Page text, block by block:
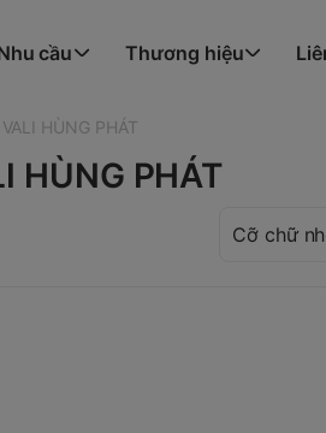
cầu Thương hiệu
HÙNG PHÁT
HÙNG PHÁT